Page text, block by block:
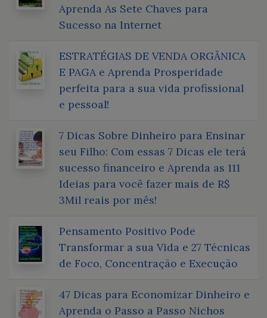
Aprenda As Sete Chaves para
Sucesso na Internet
ESTRATÉGIAS DE VENDA ORGÂNICA
E PAGA e Aprenda Prosperidade
perfeita para a sua vida profissional
e pessoal!
7 Dicas Sobre Dinheiro para Ensinar
seu Filho: Com essas 7 Dicas ele terá
sucesso financeiro e Aprenda as 111
Ideias para você fazer mais de R$
3Mil reais por mês!
Pensamento Positivo Pode
Transformar a sua Vida e 27 Técnicas
de Foco, Concentração e Execução
47 Dicas para Economizar Dinheiro e
Aprenda o Passo a Passo Nichos